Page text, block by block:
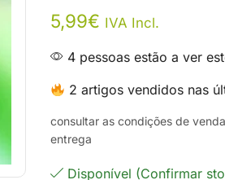
5,99€ IVA Incl.
4 pessoas estão a ver
2 artigos vendidos nas
consultar as condições de
entrega
Disponível (Confirmar